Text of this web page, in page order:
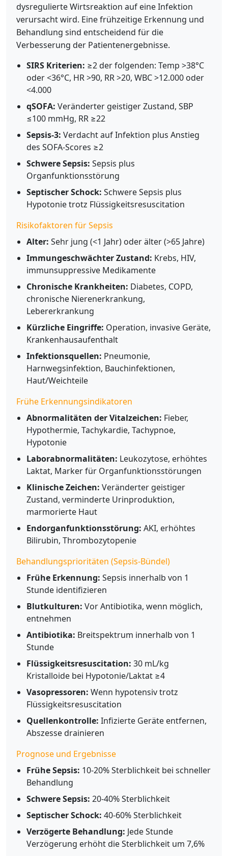
dysregulierte Wirtsreaktion auf eine Infektion
verursacht wird. Eine frühzeitige Erkennung und
Behandlung sind entscheidend für die
Verbesserung der Patientenergebnisse.
SIRS Kriterien: ≥2 der folgenden: Temp >38°C
oder <36°C, HR >90, RR >20, WBC >12.000 oder
<4.000
qSOFA: Veränderter geistiger Zustand, SBP
≤100 mmHg, RR ≥22
Sepsis-3: Verdacht auf Infektion plus Anstieg
des SOFA-Scores ≥2
Schwere Sepsis: Sepsis plus
Organfunktionsstörung
Septischer Schock: Schwere Sepsis plus
Hypotonie trotz Flüssigkeitsresuscitation
Risikofaktoren für Sepsis
Alter: Sehr jung (<1 Jahr) oder älter (>65 Jahre)
Immungeschwächter Zustand: Krebs, HIV,
immunsuppressive Medikamente
Chronische Krankheiten: Diabetes, COPD,
chronische Nierenerkrankung,
Lebererkrankung
Kürzliche Eingriffe: Operation, invasive Geräte,
Krankenhausaufenthalt
Infektionsquellen: Pneumonie,
Harnwegsinfektion, Bauchinfektionen,
Haut/Weichteile
Frühe Erkennungsindikatoren
Abnormalitäten der Vitalzeichen: Fieber,
Hypothermie, Tachykardie, Tachypnoe,
Hypotonie
Laborabnormalitäten: Leukozytose, erhöhtes
Laktat, Marker für Organfunktionsstörungen
Klinische Zeichen: Veränderter geistiger
Zustand, verminderte Urinproduktion,
marmorierte Haut
Endorganfunktionsstörung: AKI, erhöhtes
Bilirubin, Thrombozytopenie
Behandlungsprioritäten (Sepsis-Bündel)
Frühe Erkennung: Sepsis innerhalb von 1
Stunde identifizieren
Blutkulturen: Vor Antibiotika, wenn möglich,
entnehmen
Antibiotika: Breitspektrum innerhalb von 1
Stunde
Flüssigkeitsresuscitation: 30 mL/kg
Kristalloide bei Hypotonie/Laktat ≥4
Vasopressoren: Wenn hypotensiv trotz
Flüssigkeitsresuscitation
Quellenkontrolle: Infizierte Geräte entfernen,
Abszesse drainieren
Prognose und Ergebnisse
Frühe Sepsis: 10-20% Sterblichkeit bei schneller
Behandlung
Schwere Sepsis: 20-40% Sterblichkeit
Septischer Schock: 40-60% Sterblichkeit
Verzögerte Behandlung: Jede Stunde
Verzögerung erhöht die Sterblichkeit um 7,6%